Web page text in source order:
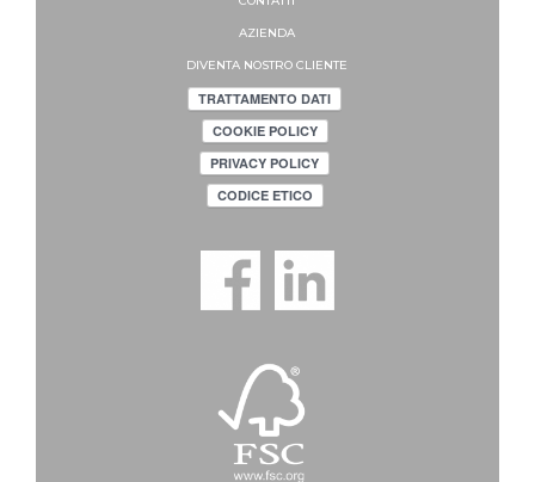
AZIENDA
DIVENTA NOSTRO CLIENTE